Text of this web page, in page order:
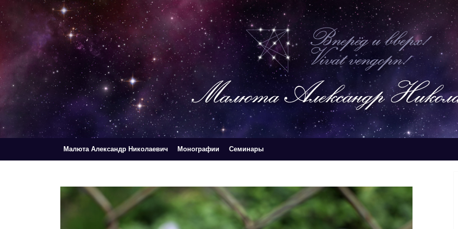
Skip
to
content
Малюта Александр Николаевич Монографии Семинары